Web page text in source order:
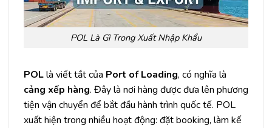
POL Là Gì Trong Xuất Nhập Khẩu
POLlà viết tắt của Port of Loading, có nghĩa là
cảng xếp hàng. Đây là nơi hàng được đưa lên phương
tiện vận chuyển để bắt đầu hành trình quốc tế. POL
xuất hiện trong nhiều hoạt động: đặt booking, làm kế